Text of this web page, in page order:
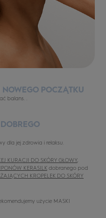
POCZĄTKU
balans. .
dla jej zdrowia i relaksu.
KURACJI DO SKÓRY GŁOWY,
KERASILK dobranego pod
KROPELEK DO SKÓRY
użycie MASKI